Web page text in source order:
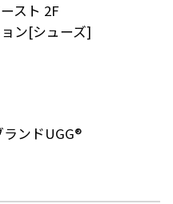
スト 2F
ン[シューズ]
ンドUGG®